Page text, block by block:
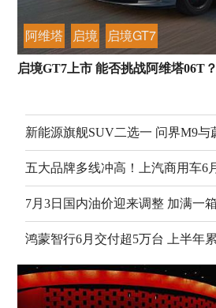
阿维塔 启境 启境GT7
启境GT7上市 能否挑战阿维塔06T？